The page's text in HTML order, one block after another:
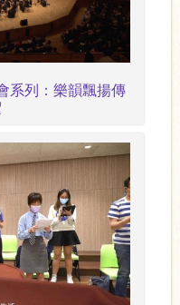
系列：樂韻飄揚傳